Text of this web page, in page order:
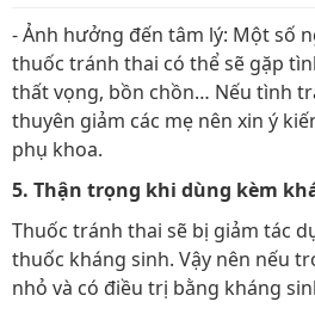
- Ảnh hưởng đến tâm lý: Một số
thuốc tránh thai có thể sẽ gặp
thất vọng, bồn chồn… Nếu tình
thuyên giảm các mẹ nên xin ý
phụ khoa.
5. Thận trọng khi dùng kèm
Thuốc tránh thai sẽ bị giảm tác
thuốc kháng sinh. Vậy nên nếu
nhỏ và có điều trị bằng kháng